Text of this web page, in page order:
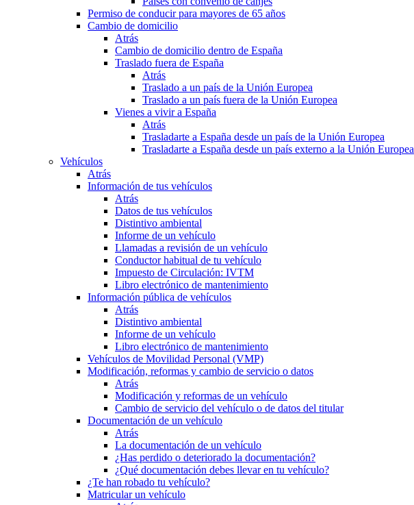
Permiso de conducir para mayores de 65 años
Cambio de domicilio
Atrás
Cambio de domicilio dentro de España
Traslado fuera de España
Atrás
Traslado a un país de la Unión Europea
Traslado a un país fuera de la Unión Europea
Vienes a vivir a España
Atrás
Trasladarte a España desde un país de la Unión Europea
Trasladarte a España desde un país externo a la Unión Europea
Vehículos
Atrás
Información de tus vehículos
Atrás
Datos de tus vehículos
Distintivo ambiental
Informe de un vehículo
Llamadas a revisión de un vehículo
Conductor habitual de tu vehículo
Impuesto de Circulación: IVTM
Libro electrónico de mantenimiento
Información pública de vehículos
Atrás
Distintivo ambiental
Informe de un vehículo
Libro electrónico de mantenimiento
Vehículos de Movilidad Personal (VMP)
Modificación, reformas y cambio de servicio o datos
Atrás
Modificación y reformas de un vehículo
Cambio de servicio del vehículo o de datos del titular
Documentación de un vehículo
Atrás
La documentación de un vehículo
¿Has perdido o deteriorado la documentación?
¿Qué documentación debes llevar en tu vehículo?
¿Te han robado tu vehículo?
Matricular un vehículo